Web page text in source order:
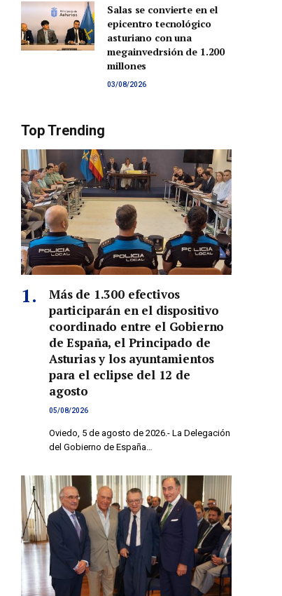
Salas se convierte en el
epicentro tecnológico
asturiano con una
megainvedrsión de 1.200
millones
03/08/2026
Top Trending
Más de 1.300 efectivos
participarán en el dispositivo
coordinado entre el Gobierno
de España, el Principado de
Asturias y los ayuntamientos
para el eclipse del 12 de
agosto
05/08/2026
Oviedo, 5 de agosto de 2026.- La Delegación
del Gobierno de España…